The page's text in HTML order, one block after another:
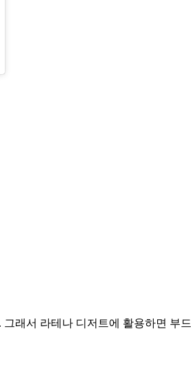
래서 라테나 디저트에 활용하면 부